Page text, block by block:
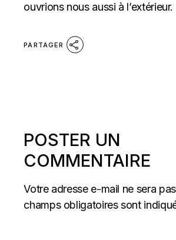
ouvrions nous aussi à l’extérieur.
PARTAGER
POSTER UN
COMMENTAIRE
Votre adresse e-mail ne sera
champs obligatoires sont